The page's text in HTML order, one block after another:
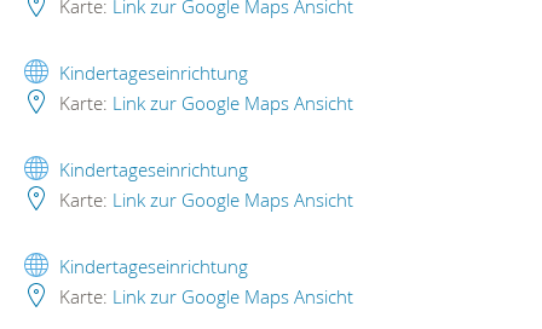
Karte: Link zur Google Maps Ansicht
Kindertageseinrichtung
Karte: Link zur Google Maps Ansicht
Kindertageseinrichtung
Karte: Link zur Google Maps Ansicht
Kindertageseinrichtung
Karte: Link zur Google Maps Ansicht